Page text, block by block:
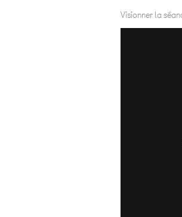
Visionner la